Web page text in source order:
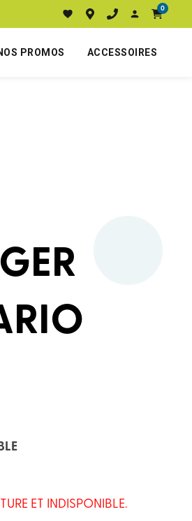
0
PROMOS ACCESSOIRES
ET INDISPONIBLE.